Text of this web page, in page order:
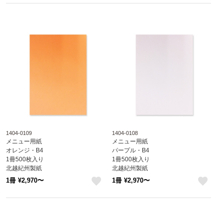
1404-0109
メニュー用紙
オレンジ・B4
1冊500枚入り
北越紀州製紙
Newファインカラー
1冊 ¥2,970〜
1404-0108
メニュー用紙
パープル・B4
1冊500枚入り
北越紀州製紙
Newファインカラー
1冊 ¥2,970〜